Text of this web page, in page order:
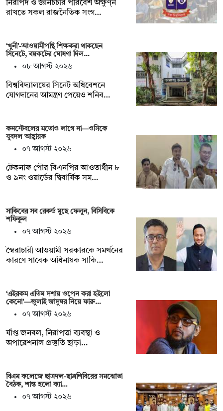
নিরাপদ ও জ্ঞানচর্চার পরিবেশ অক্ষুণ্ন
রাখতে সকল রাজনৈতিক সংগ…
‘খুনী’-আওয়ামীপন্থি শিক্ষকরা থাকছেন
সিনেটে, বয়কটের ঘোষণা দিল…
০৮ আগস্ট ২০২৬
বিশ্ববিদ্যালয়ের সিনেট অধিবেশনে
যোগদানের আমন্ত্রণ পেয়েও শনিব…
কনস্টেবলের মতোও লাগে না—ওসিকে
যুবদল আহ্বায়ক
০৭ আগস্ট ২০২৬
টেকনাফ পৌর বিএনপির আওতাধীন ৮
ও ৯নং ওয়ার্ডের দ্বিবার্ষিক সম…
সাকিবের সব রেকর্ড মুছে ফেলুন, বিসিবিকে
শফিকুল
০৭ আগস্ট ২০২৬
স্বৈরাচারী আওয়ামী সরকারকে সমর্থনের
কারণে সাবেক অধিনায়ক সাকি…
‘এইরকম এতিম দশায় ওপেন করা হইলো
কেনো’—জুলাই জাদুঘর নিয়ে ফারু…
০৭ আগস্ট ২০২৬
র্যাপ্ত জনবল, নিরাপত্তা ব্যবস্থা ও
অপারেশনাল প্রস্তুতি ছাড়া…
বিএম কলেজে ছাত্রদল-ছাত্রশিবিরের সমঝোতা
বৈঠক, শান্ত হলো ক্যা…
০৭ আগস্ট ২০২৬